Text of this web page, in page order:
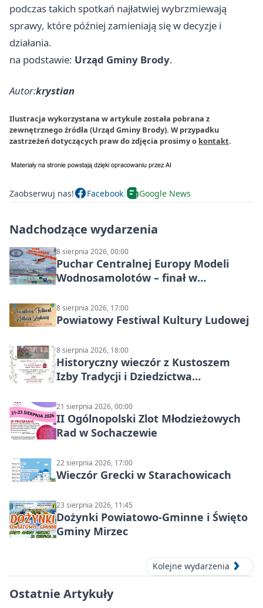
podczas takich spotkań najłatwiej wybrzmiewają
sprawy, które później zamieniają się w decyzje i
działania.
na podstawie: Urząd Gminy Brody.
Autor:krystian
Ilustracja wykorzystana w artykule została pobrana z
zewnętrznego źródła (Urząd Gminy Brody). W przypadku
zastrzeżeń dotyczących praw do zdjęcia prosimy o kontakt.
Zaobserwuj nas! Facebook Google News
Nadchodzące wydarzenia
8 sierpnia 2026, 00:00
Puchar Centralnej Europy Modeli
Wodnosamolotów – finał w
8 sierpnia 2026, 17:00
Powiatowy Festiwal Kultury Ludowej
8 sierpnia 2026, 18:00
Historyczny wieczór z Kustoszem
Izby Tradycji i Dziedzictwa
Gęburą
21 sierpnia 2026, 00:00
II Ogólnopolski Zlot Młodzieżowych
Rad w Sochaczewie
22 sierpnia 2026, 17:00
Wieczór Grecki w Starachowicach
23 sierpnia 2026, 11:45
Dożynki Powiatowo-Gminne i Święto
Gminy Mirzec
Kolejne wydarzenia
Ostatnie Artykuły